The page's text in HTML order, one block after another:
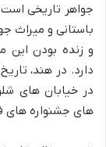
جواهر تاریخی
باستانی و میراث
و زنده بودن این
دارد. در هند،
در خیابان های
های جشنواره های